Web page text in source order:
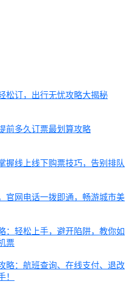
松订，出行无忧攻略大揭秘
前多久订票最划算攻略
握线上线下购票技巧，告别排队
官网电话一拨即通，畅游城市美
：轻松上手，避开陷阱，教你如
票
略：航班查询、在线支付、退改